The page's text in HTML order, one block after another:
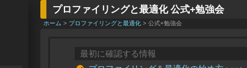
プロファイリングと最適化 公式+勉強会
ホーム > プロファイリングと最適化 > 公式+勉強会
最初に確認する情報